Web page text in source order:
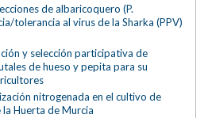
de albaricoquero (P.
tolerancia al virus de la Sharka (PPV)
y selección participativa de
de hueso y pepita para su
nitrogenada en el cultivo de
Huerta de Murcia